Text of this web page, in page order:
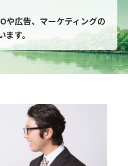
や広告、マーケティングの
す。